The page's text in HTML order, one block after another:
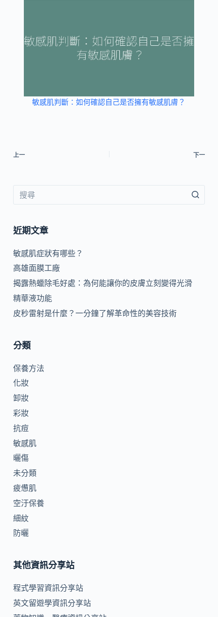
敏感肌判斷：如何確認自己是否擁有敏感肌膚？
上一 下一
近期文章
敏感肌症狀有哪些？
高雄面膜工廠
揭露熱蠟除毛好處：為何能讓你的皮膚立刻變得光滑
精華液功能
皮秒雷射是什麼？一分鐘了解革命性的美容技術
分類
保養方法
化妝
卸妝
彩妝
抗痘
敏感肌
曬傷
未分類
疲憊肌
空汙保養
細紋
防曬
其他資訊分享站
程式學習資訊分享站
英文留遊學資訊分享站